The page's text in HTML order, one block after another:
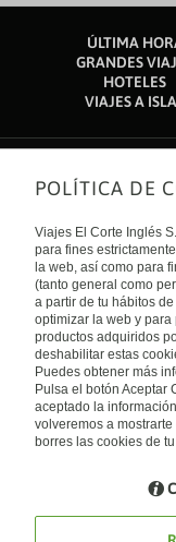
ÚLTIMA
GRANDES
HOTELES
VIAJES A
Sobre
Quiénes somos
Financiación
Sostenibilidad
Turismo accesible
Tarjeta El Corte
Trabaja con
El Corte Inglés
Canal Ético
Enlaces de
Guías de viaje
Catálogos
Auto check-in
Condiciones
Política de
Política de cookies
Accesibilidad
Empresas/ Grupos
Internacional
España
Visita nuestro blog
Blog de Viajes el
POLÍTICA DE
Viajes El Corte Inglés
para fines
la web, así como para
(tanto general como
a partir de tu hábitos
optimizar la web y
productos adquiridos
deshabilitar estas
Puedes obtener más
Pulsa el botón Aceptar
aceptado la
volveremos a
borres las cookies de